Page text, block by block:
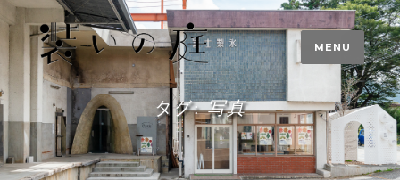
Skip
to
content
MENU
タグ:写真